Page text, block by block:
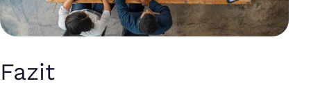
Fazit